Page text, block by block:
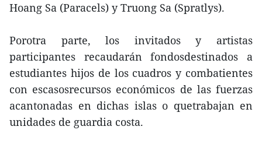
Hoang Sa (Paracels) y Truong Sa (Spratlys).
Porotra parte, los invitados y artistas
participantes recaudarán fondosdestinados a
estudiantes hijos de los cuadros y combatientes
con escasosrecursos económicos de las fuerzas
acantonadas en dichas islas o quetrabajan en
unidades de guardia costa.